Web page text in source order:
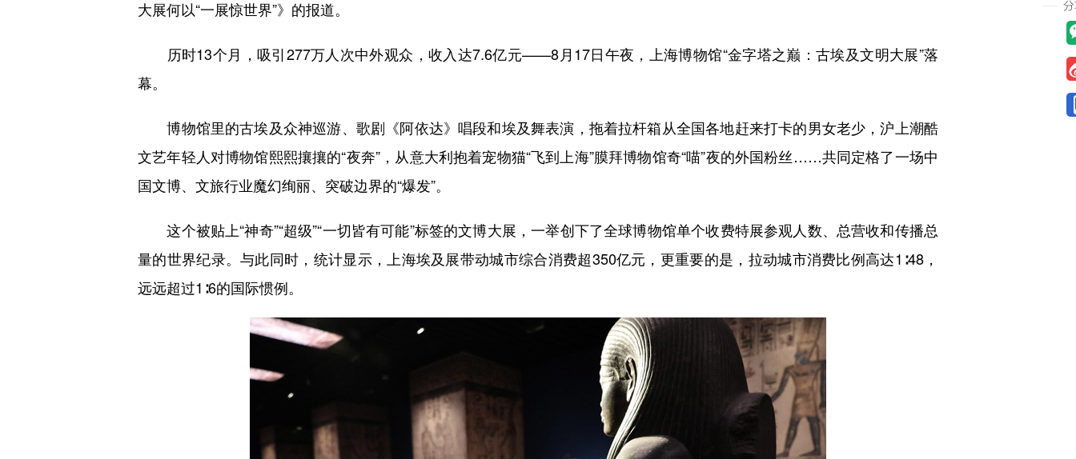
大展何以“一展惊世界”》的报道。
历时13个月，吸引277万人次中外观众，收入达7.6亿元——8月17日午夜，上海博物馆“金字塔之巅：古埃及文明大展”落
幕。
博物馆里的古埃及众神巡游、歌剧《阿依达》唱段和埃及舞表演，拖着拉杆箱从全国各地赶来打卡的男女老少，沪上潮酷
文艺年轻人对博物馆熙熙攘攘的“夜奔”，从意大利抱着宠物猫“飞到上海”膜拜博物馆奇“喵”夜的外国粉丝……共同定格了一场中
国文博、文旅行业魔幻绚丽、突破边界的“爆发”。
这个被贴上“神奇”“超级”“一切皆有可能”标签的文博大展，一举创下了全球博物馆单个收费特展参观人数、总营收和传播总
量的世界纪录。与此同时，统计显示，上海埃及展带动城市综合消费超350亿元，更重要的是，拉动城市消费比例高达1∶48，
远远超过1∶6的国际惯例。